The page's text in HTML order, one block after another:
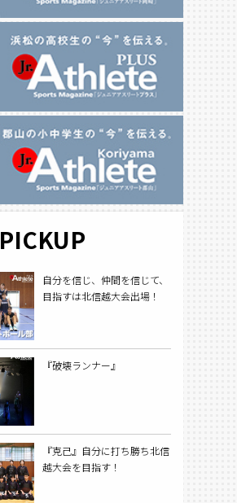
PICKUP
自分を信じ、仲間を信じて、
目指すは北信越大会出場！
『破壊ランナー』
『克己』自分に打ち勝ち北信
越大会を目指す！